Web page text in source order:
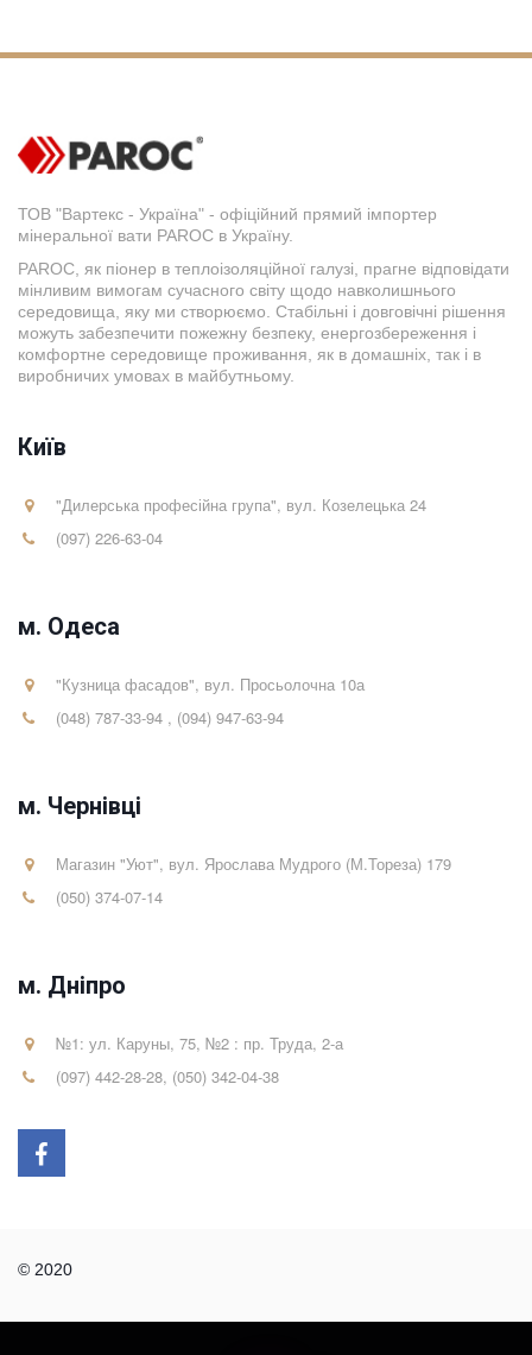
ТОВ "Вартекс - Україна" - офіційний прямий імпортер
мінеральної вати PAROC в Україну.
PAROC, як піонер в теплоізоляційної галузі, прагне відповідати
мінливим вимогам сучасного світу щодо навколишнього
середовища, яку ми створюємо. Стабільні і довговічні рішення
можуть забезпечити пожежну безпеку, енергозбереження і
комфортне середовище проживання, як в домашніх, так і в
виробничих умовах в майбутньому.
Київ
"Дилерська професійна група", вул. Козелецька 24
(097) 226-63-04
м. Одеса
"Кузница фасадов", вул. Просьолочна 10а
(048) 787-33-94 , (094) 947-63-94
м. Чернівці
Магазин "Уют", вул. Ярослава Мудрого (М.Тореза) 179
(050) 374-07-14
м. Дніпро
№1: ул. Каруны, 75, №2 : пр. Труда, 2-а
(097) 442-28-28, (050) 342-04-38
© 2020